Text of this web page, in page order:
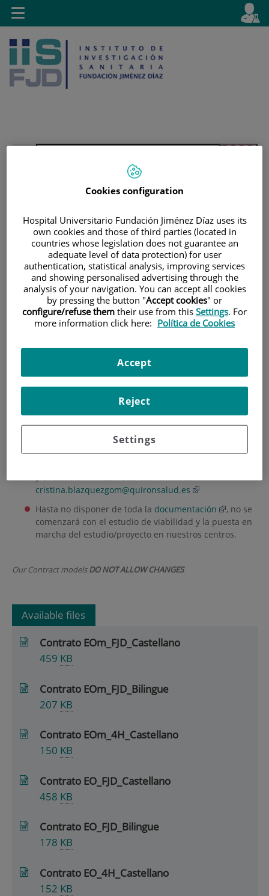
Jump to content
Jump
Language
Active
en
Search
Toggle
navigation
HOME|INSTITUTE|ORGANISATIONAL STRUCTURE
RESEARCH ETHICS COMMITTEE
CONTRACT MANAGEMENT
3. OBSERVATIONAL STUDY
/ RESEARCH PROJECT
La persona de contacto para la gestión de contratos de
y elestudio de viabilidad económicoes
cristina.blazquezgom@quironsalud.es
Hasta no disponer de toda la documentación
, no se
comenzará con el estudio de viabilidad y la puesta en
marcha del estudio/proyecto en nuestros centros.
Our Contract modelsDO NOT ALLOW CHANGES
Available files
Contrato EOm_FJD_Castellano
459 KB
Contrato EOm_FJD_Bilingue
207 KB
Contrato EOm_4H_Castellano
150 KB
Contrato EO_FJD_Castellano
458 KB
Contrato EO_FJD_Bilingue
178 KB
Contrato EO_4H_Castellano
152 KB
Cookies configuration
Hospital Universitario Fundación Jiménez Díaz uses its
own cookies and those of third parties (located in
countries whose legislation does not guarantee an
adequate level of data protection) for user
authentication, statistical analysis, improving services
and showing personalised advertising through the
analysis of your navigation. You can accept all cookies
by pressing the button "Accept cookies" or
configure/refuse them their use from this Settings. For
more information click here: Política de Cookies
Settings
Reject
Accept